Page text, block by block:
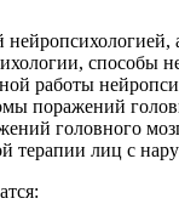
способы
работы
поражений
головного
терапии лиц с